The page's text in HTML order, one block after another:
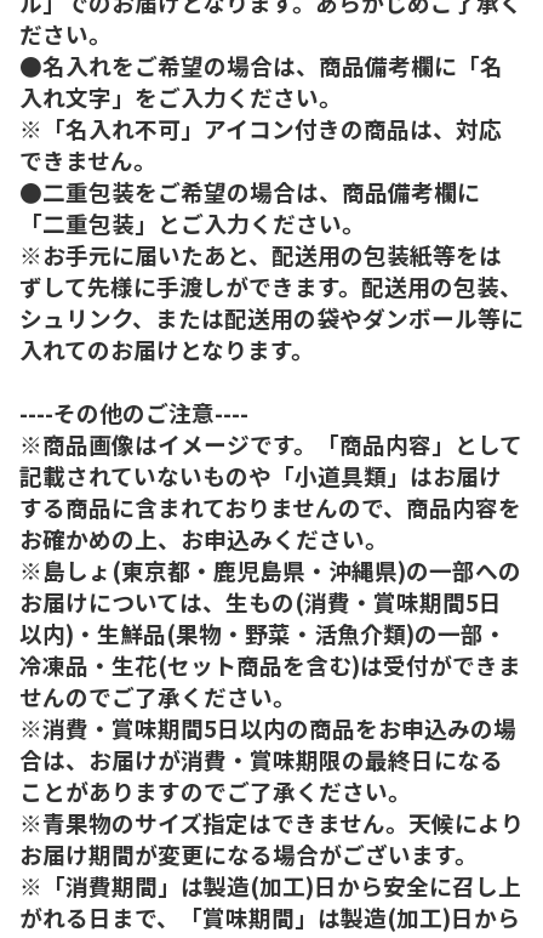
ださい。
●名入れをご希望の場合は、商品備考欄に「名
入れ文字」をご入力ください。
※「名入れ不可」アイコン付きの商品は、対応
できません。
●二重包装をご希望の場合は、商品備考欄に
「二重包装」とご入力ください。
※お手元に届いたあと、配送用の包装紙等をは
ずして先様に手渡しができます。配送用の包装、
シュリンク、または配送用の袋やダンボール等に
入れてのお届けとなります。
----その他のご注意----
※商品画像はイメージです。「商品内容」として
記載されていないものや「小道具類」はお届け
する商品に含まれておりませんので、商品内容を
お確かめの上、お申込みください。
※島しょ(東京都・鹿児島県・沖縄県)の一部への
お届けについては、生もの(消費・賞味期間5日
以内)・生鮮品(果物・野菜・活魚介類)の一部・
冷凍品・生花(セット商品を含む)は受付ができま
せんのでご了承ください。
※消費・賞味期間5日以内の商品をお申込みの場
合は、お届けが消費・賞味期限の最終日になる
ことがありますのでご了承ください。
※青果物のサイズ指定はできません。天候により
お届け期間が変更になる場合がございます。
※「消費期間」は製造(加工)日から安全に召し上
がれる日まで、「賞味期間」は製造(加工)日から